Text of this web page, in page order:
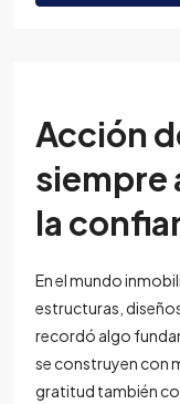
Acción
siempre
la
En el mundo
estructuras,
recordó algo
se construyen con
gratitud también